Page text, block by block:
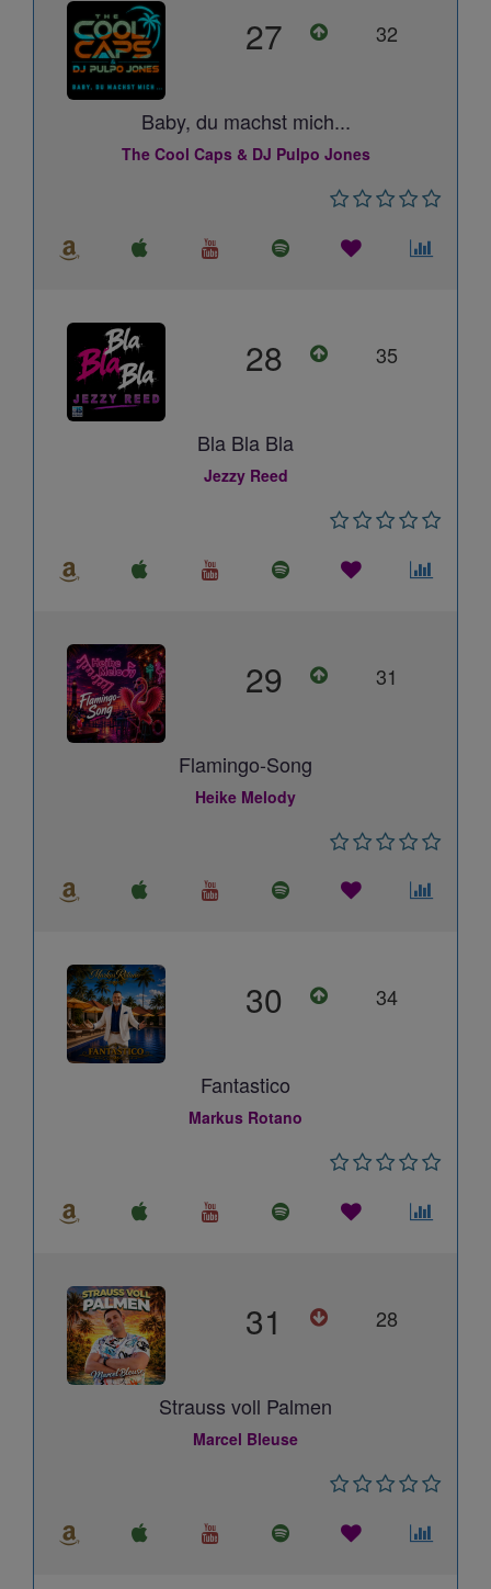
27 32
Baby, du machst mich...
The Cool Caps & DJ Pulpo Jones
28 35
Bla Bla Bla
Jezzy Reed
29 31
Flamingo-Song
Heike Melody
30 34
Fantastico
Markus Rotano
31 28
Strauss voll Palmen
Marcel Bleuse